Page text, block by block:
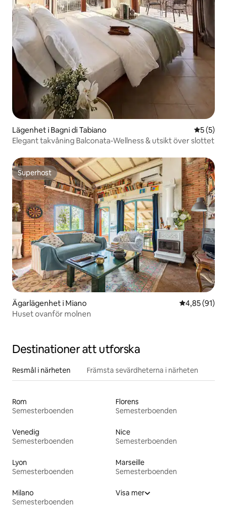
Lägenhet i Bagni di Tabiano 5 av 5 i
5 (5)
Elegant takvåning Balconata-Wellness & utsikt över slottet
Superhost
Superhost
Ägarlägenhet i Miano 4,85 av 5 i
4,85 (91)
Huset ovanför molnen
Destinationer att utforska
Resmål i närheten Främsta sevärdheterna i närheten
Rom
Semesterboenden
Florens
Semesterboenden
Venedig
Semesterboenden
Nice
Semesterboenden
Lyon
Semesterboenden
Marseille
Semesterboenden
Milano
Semesterboenden
Visa mer